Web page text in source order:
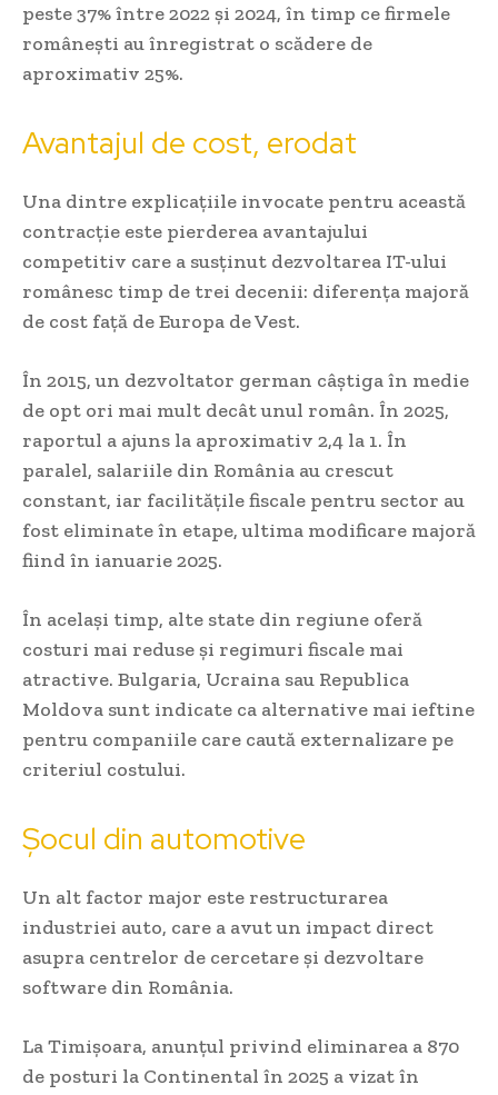
peste 37% între 2022 și 2024, în timp ce firmele
românești au înregistrat o scădere de
aproximativ 25%.
Avantajul de cost, erodat
Una dintre explicațiile invocate pentru această
contracție este pierderea avantajului
competitiv care a susținut dezvoltarea IT-ului
românesc timp de trei decenii: diferența majoră
de cost față de Europa de Vest.
În 2015, un dezvoltator german câștiga în medie
de opt ori mai mult decât unul român. În 2025,
raportul a ajuns la aproximativ 2,4 la 1. În
paralel, salariile din România au crescut
constant, iar facilitățile fiscale pentru sector au
fost eliminate în etape, ultima modificare majoră
fiind în ianuarie 2025.
În același timp, alte state din regiune oferă
costuri mai reduse și regimuri fiscale mai
atractive. Bulgaria, Ucraina sau Republica
Moldova sunt indicate ca alternative mai ieftine
pentru companiile care caută externalizare pe
criteriul costului.
Șocul din automotive
Un alt factor major este restructurarea
industriei auto, care a avut un impact direct
asupra centrelor de cercetare și dezvoltare
software din România.
La Timișoara, anunțul privind eliminarea a 870
de posturi la Continental în 2025 a vizat în